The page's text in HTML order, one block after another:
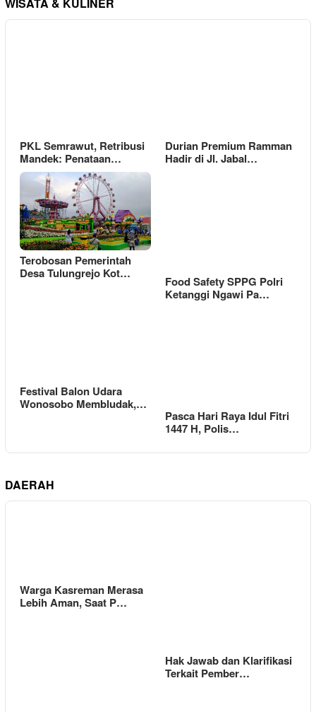
PKL Semrawut, Retribusi
Mandek: Penataan…
Durian Premium Ramman
Hadir di Jl. Jabal…
Terobosan Pemerintah
Desa Tulungrejo Kot…
Food Safety SPPG Polri
Ketanggi Ngawi Pa…
Festival Balon Udara
Wonosobo Membludak,…
Pasca Hari Raya Idul Fitri
1447 H, Polis…
DAERAH
Warga Kasreman Merasa
Lebih Aman, Saat P…
Hak Jawab dan Klarifikasi
Terkait Pember…